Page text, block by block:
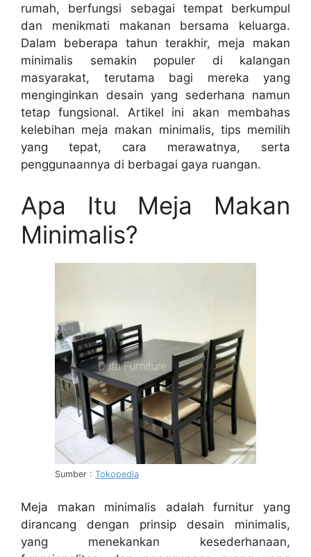
rumah, berfungsi sebagai tempat berkumpul
dan menikmati makanan bersama keluarga.
Dalam beberapa tahun terakhir, meja makan
minimalis semakin populer di kalangan
masyarakat, terutama bagi mereka yang
menginginkan desain yang sederhana namun
tetap fungsional. Artikel ini akan membahas
kelebihan meja makan minimalis, tips memilih
yang tepat, cara merawatnya, serta
penggunaannya di berbagai gaya ruangan.
Apa Itu Meja Makan
Minimalis?
Sumber : Tokopedia
Meja makan minimalis adalah furnitur yang
dirancang dengan prinsip desain minimalis,
yang menekankan kesederhanaan,